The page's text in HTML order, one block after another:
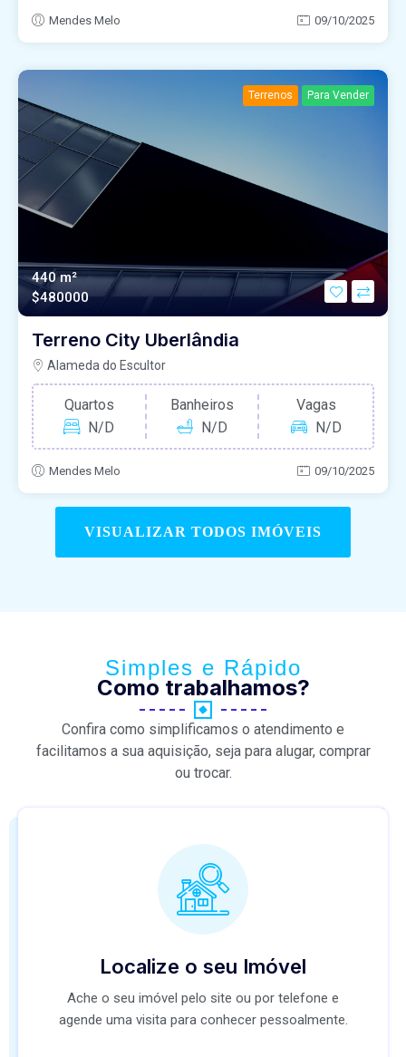
Mendes Melo 09/10/2025
Terrenos Para Vender
440 m²
$480000
Terreno City Uberlândia
Alameda do Escultor
Quartos
N/D
Banheiros
N/D
Vagas
N/D
Mendes Melo 09/10/2025
VISUALIZAR TODOS IMÓVEIS
Simples e Rápido
Como trabalhamos?
Confira como simplificamos o atendimento e
facilitamos a sua aquisição, seja para alugar, comprar
ou trocar.
Localize o seu Imóvel
Ache o seu imóvel pelo site ou por telefone e
agende uma visita para conhecer pessoalmente.